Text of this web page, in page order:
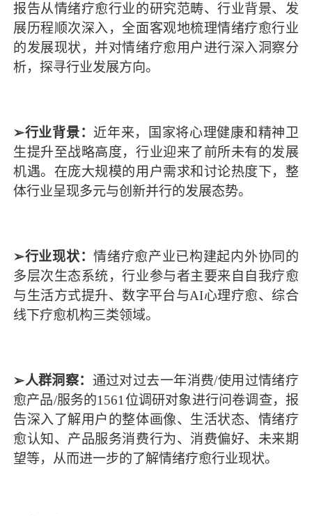
报告从情绪疗愈行业的研究范畴、行业背景、发
展历程顺次深入，全面客观地梳理情绪疗愈行业
的发展现状，并对情绪疗愈用户进行深入洞察分
析，探寻行业发展方向。
➢行业背景： 近年来，国家将心理健康和精神卫
生提升至战略高度，行业迎来了前所未有的发展
机遇。在庞大规模的用户需求和讨论热度下，整
体行业呈现多元与创新并行的发展态势。
➢行业现状：情绪疗愈产业已构建起内外协同的
多层次生态系统，行业参与者主要来自自我疗愈
与生活方式提升、数字平台与AI心理疗愈、综合
线下疗愈机构三类领域。
➢人群洞察： 通过对过去一年消费/使用过情绪疗
愈产品/服务的1561位调研对象进行问卷调查，报
告深入了解用户的整体画像、生活状态、情绪疗
愈认知、产品服务消费行为、消费偏好、未来期
望等，从而进一步的了解情绪疗愈行业现状。